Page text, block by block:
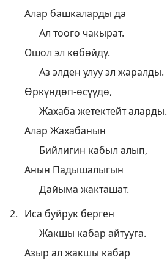
Алар башкаларды да
Ал тоого чакырат.
Ошол эл көбөйдү.
Аз элден улуу эл жаралды.
Өркүндөп-өсүүдө,
Жахаба жетектейт аларды.
Алар Жахабанын
Бийлигин кабыл алып,
Анын Падышалыгын
Дайыма жакташат.
2. Иса буйрук берген
Жакшы кабар айтууга.
Азыр ал жакшы кабар